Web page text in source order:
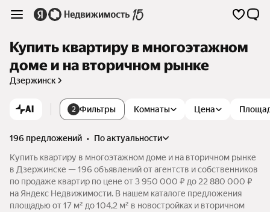
Купить квартиру в многоэтажном
доме и на вторичном рынке
Дзержинск
AI 2 Фильтры Комнаты Цена
196 предложений •
по актуальности
Купить квартиру в многоэтажном доме и на вторичном рынке
в Дзержинске — 196 объявлений от агентств и собственников
по продаже квартир по цене от 3 950 000 ₽ до 22 880 000 ₽
на Яндекс Недвижимости. В нашем каталоге предложения
площадью от 17 м² до 104,2 м² в новостройках и вторичном